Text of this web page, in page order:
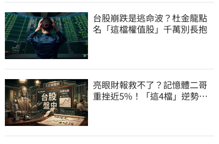
台股崩跌是逃命波？杜金龍點
名「這檔權值股」千萬別長抱
亮眼財報救不了？記憶體二哥
重挫近5%！「這4檔」逆勢上